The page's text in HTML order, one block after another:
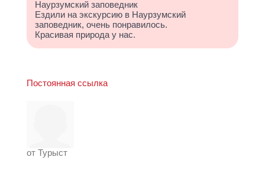
Наурзумский заповедник
Ездили на экскурсию в Наурзумский
заповедник, очень понравилось.
Красивая природа у нас.
Постоянная ссылка
от Турыст